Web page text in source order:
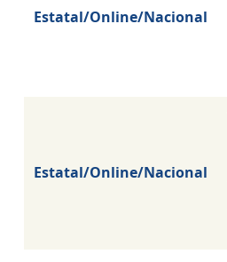
Estatal/Online/Nacional
Estatal/Online/Nacional